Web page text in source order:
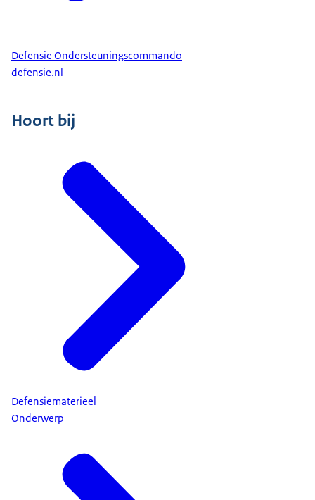
Defensie Ondersteuningscommando
defensie.nl
Hoort bij
Defensiematerieel
Onderwerp